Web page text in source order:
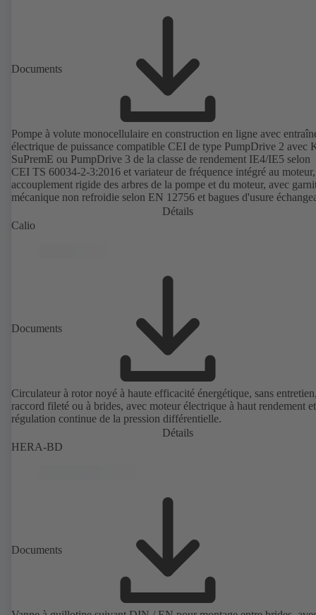
Documents
Pompe à volute monocellulaire en construction en ligne avec
électrique de puissance compatible CEI de type PumpDrive 2 avec
SuPremE ou PumpDrive 3 de la classe de rendement IE4/IE5 selon
CEI TS 60034-2-3:2016 et variateur de fréquence intégré au moteur,
accouplement rigide des arbres de la pompe et du moteur, avec
mécanique non refroidie selon EN 12756 et bagues d'usure
Lanterne d'entraînement en fonte grise. Points de fixation selon la
CEI 60072, dimensions extérieures suivant DIN V 42673 (07-2011).
Détails
Calio
Documents
Circulateur à rotor noyé à haute efficacité énergétique, sans
raccord fileté ou à brides, avec moteur électrique à haut rendement et
régulation continue de la pression différentielle.
Détails
HERA-BD
Documents